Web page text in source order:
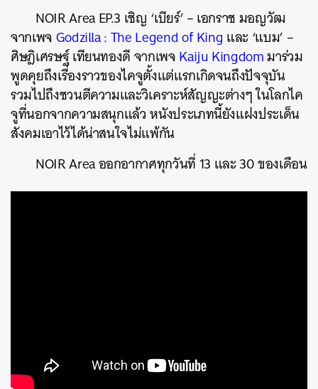
NOIR Area EP.3 เชิญ ‘เบียร์’ – เอกราช มอญวัฒ
จากเพจGodzilla : The Legend of King และ ‘แบม’ –
ศิษฎิเศรษฐ์ เทียนทองดี จากเพจKaiju Kingdomมาร่วม
พูดคุยถึงเรื่องราวของไคจูตั้งแต่แรกเกิดจนถึงปัจจุบัน
รวมไปถึงชวนตีความและวิเคราะห์สัญญะต่างๆ ในโลกไค
จูที่นอกจากความสนุกแล้ว หนังประเภทนี้ยังแฝงประเด็น
สังคมเอาไว้ได้น่าสนใจไม่แพ้กัน
NOIR Area ออกอากาศทุกวันที่ 13 และ 30 ของเดือน